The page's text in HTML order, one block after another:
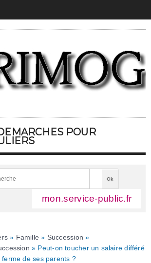
POUR
mon.service-public.fr
» Famille » Succession »
» Peut-on toucher un salaire différé
de ses parents ?